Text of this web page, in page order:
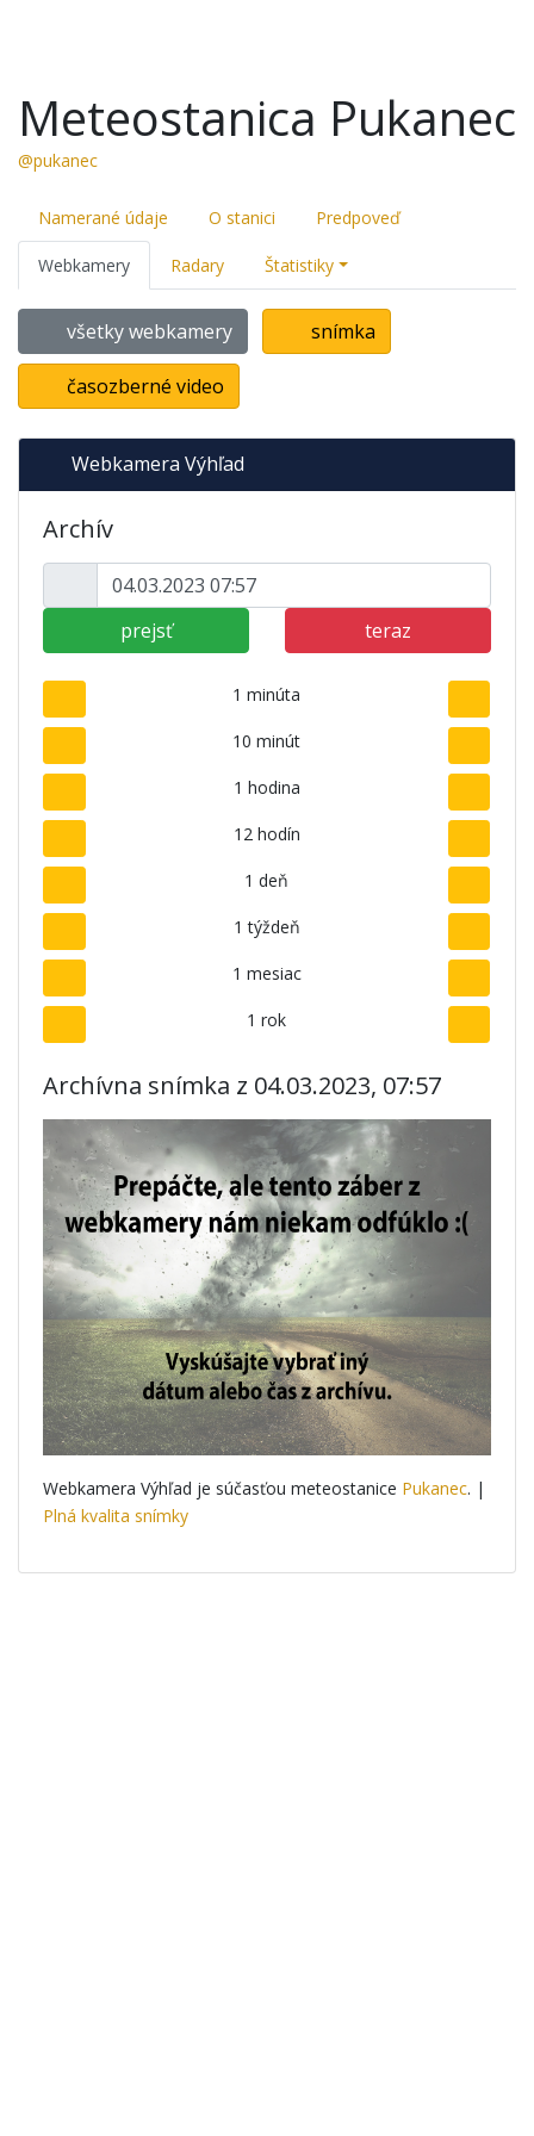
Meteostanica Pukanec
@pukanec
Namerané údaje O stanici Predpoveď
Webkamery Radary Štatistiky
všetky webkamery snímka
časozberné video
Webkamera Výhľad
Archív
prejsť teraz
1 minúta
10 minút
1 hodina
12 hodín
1 deň
1 týždeň
1 mesiac
1 rok
Archívna snímka z 04.03.2023, 07:57
Webkamera Výhľad je súčasťou meteostanice Pukanec. |
Plná kvalita snímky